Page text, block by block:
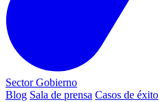
Sector Gobierno
Blog Sala de prensa Casos de éxito